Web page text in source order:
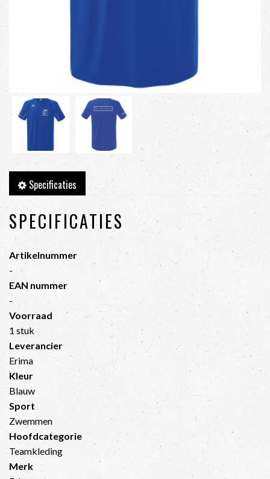
Specificaties
SPECIFICATIES
Artikelnummer
-
EAN nummer
-
Voorraad
1 stuk
Leverancier
Erima
Kleur
Blauw
Sport
Zwemmen
Hoofdcategorie
Teamkleding
Merk